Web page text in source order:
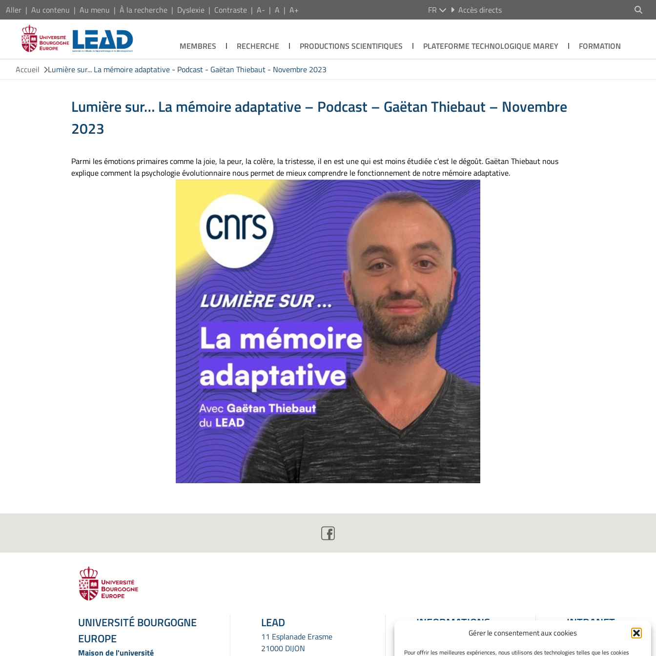
Gérer le consentement aux cookies
Pour offrir les meilleures expériences, nous utilisons des technologies telles que les cookies
Aller Au contenu Au menu À la recherche Dyslexie Contraste A- A A+ FR Accès directs
MEMBRES RECHERCHE PRODUCTIONS SCIENTIFIQUES PLATEFORME TECHNOLOGIQUE MAREY
FORMATION
Accueil
Lumière sur... La mémoire adaptative - Podcast - Gaëtan Thiebaut - Novembre 2023
Lumière sur… La mémoire adaptative – Podcast – Gaëtan Thiebaut – Novembre
2023
Parmi les émotions primaires comme la joie, la peur, la colère, la tristesse, il en est une qui est moins étudiée c’est le dégoût. Gaëtan Thiebaut nous
explique comment la psychologie évolutionnaire nous permet de mieux comprendre le fonctionnement de notre mémoire adaptative.
UNIVERSITÉ BOURGOGNE
EUROPE
Maison de l'université
LEAD
11 Esplanade Erasme
21000 DIJON
INFORMATIONS
Mentions Légales
INTRANET